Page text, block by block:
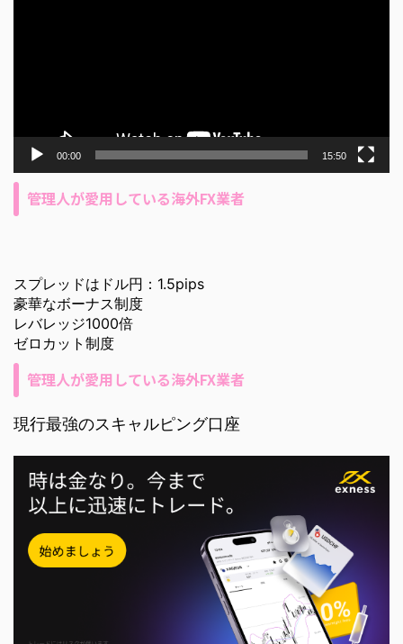
00:00 15:50
管理人が愛用している海外FX業者
スプレッドはドル円：1.5pips
豪華なボーナス制度
レバレッジ1000倍
ゼロカット制度
管理人が愛用している海外FX業者
現行最強のスキャルピング口座